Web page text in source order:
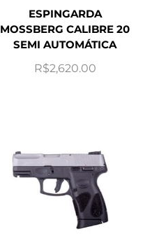
ESPINGARDA
MOSSBERG CALIBRE 20
SEMI AUTOMÁTICA
R$2,620.00